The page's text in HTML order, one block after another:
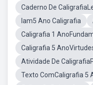
Caderno De
Iam5 Ano Caligrafia
Caligrafia 1
Caligrafia 5
Atividade De
Texto ComCaligrafia 5